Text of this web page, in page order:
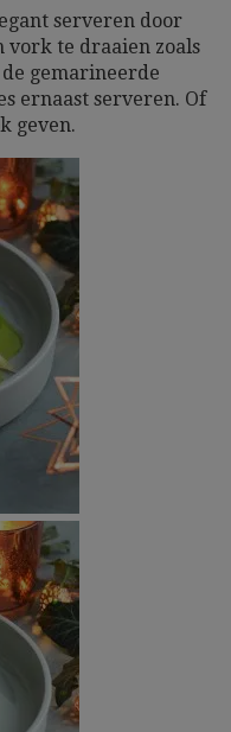
serveren door
vork te draaien zoals
gemarineerde
ernaast serveren. Of
geven.